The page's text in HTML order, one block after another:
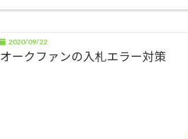
2020/09/22
オークファンの入札エラー対策